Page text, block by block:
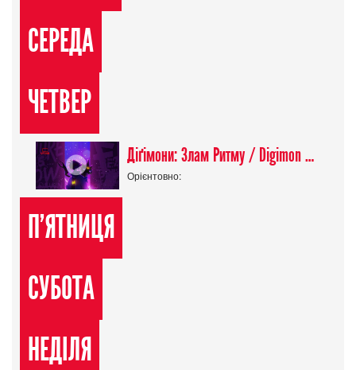
СЕРЕДА
ЧЕТВЕР
Діґімони: Злам Ритму / Digimon Beatbreak
Орієнтовно:
П'ЯТНИЦЯ
СУБОТА
НЕДІЛЯ